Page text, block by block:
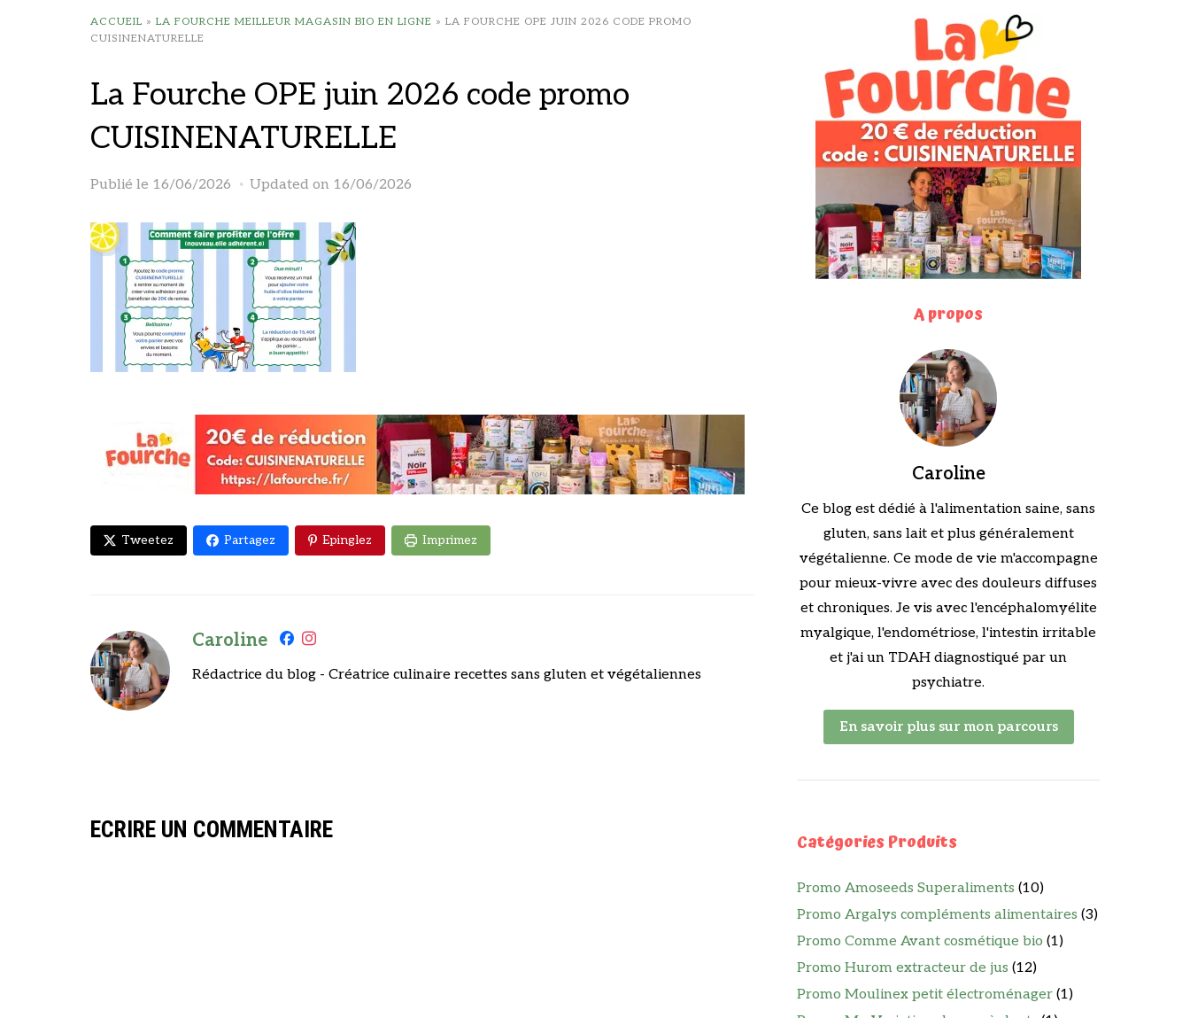
ACCUEIL » LA FOURCHE MEILLEUR MAGASIN BIO EN LIGNE » LA FOURCHE OPE JUIN 2026 CODE PROMO
CUISINENATURELLE
La Fourche OPE juin 2026 code promo
CUISINENATURELLE
Publié le 16/06/2026 Updated on 16/06/2026
Tweetez Partagez Epinglez Imprimez
Caroline
Rédactrice du blog - Créatrice culinaire recettes sans gluten et végétaliennes
ECRIRE UN COMMENTAIRE
A propos
Caroline
Ce blog est dédié à l'alimentation saine, sans
gluten, sans lait et plus généralement
végétalienne. Ce mode de vie m'accompagne
pour mieux-vivre avec des douleurs diffuses
et chroniques. Je vis avec l'encéphalomyélite
myalgique, l'endométriose, l'intestin irritable
et j'ai un TDAH diagnostiqué par un
psychiatre.
En savoir plus sur mon parcours
Catégories Produits
Promo Amoseeds Superaliments (10)
Promo Argalys compléments alimentaires (3)
Promo Comme Avant cosmétique bio (1)
Promo Hurom extracteur de jus (12)
Promo Moulinex petit électroménager (1)